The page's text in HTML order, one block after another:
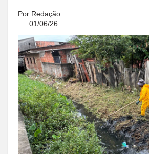
Por Redação
01/06/26